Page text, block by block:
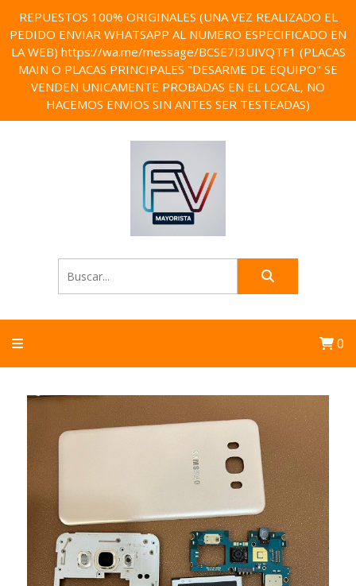
REPUESTOS 100% ORIGINALES (UNA VEZ REALIZADO EL
PEDIDO ENVIAR WHATSAPP AL NUMERO ESPECIFICADO EN
LA WEB) https://wa.me/message/BCSE7I3UIVQTF1 (PLACAS
MAIN O PLACAS PRINCIPALES "DESARME DE EQUIPO" SE
VENDEN UNICAMENTE PROBADAS EN EL LOCAL, NO
HACEMOS ENVIOS SIN ANTES SER TESTEADAS)
0